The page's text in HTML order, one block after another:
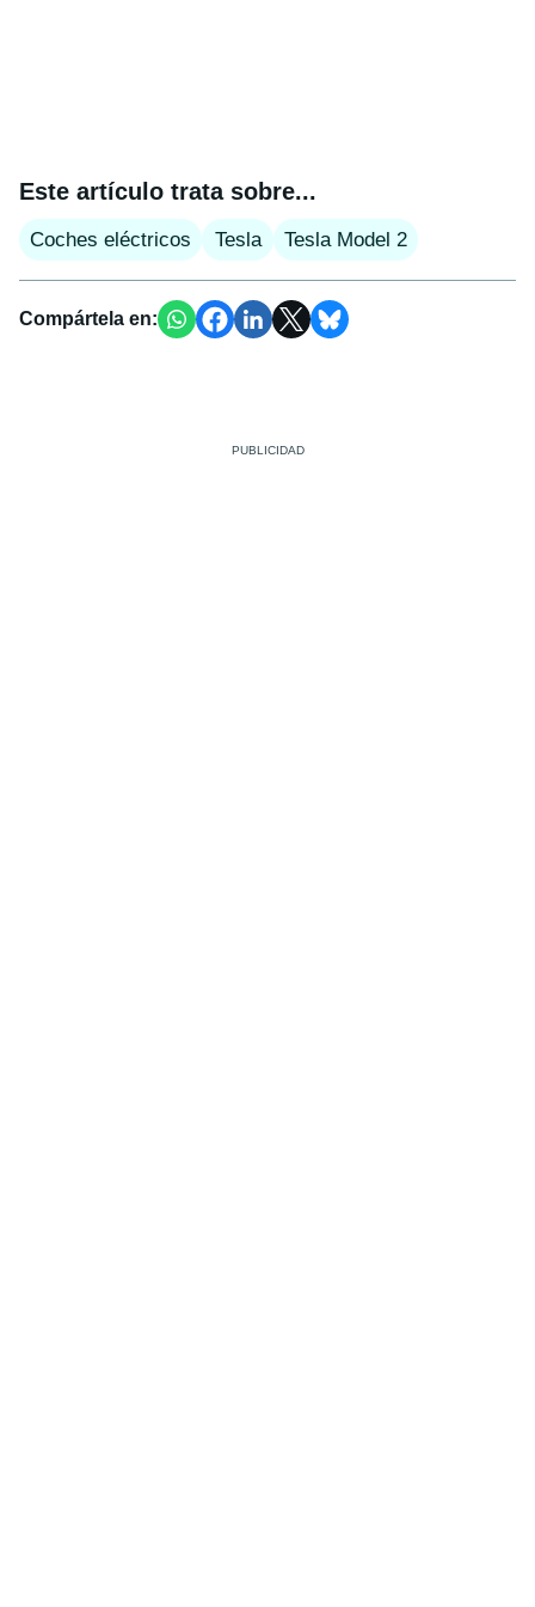
Este artículo trata sobre...
Coches eléctricos Tesla Tesla Model 2
Compártela en: